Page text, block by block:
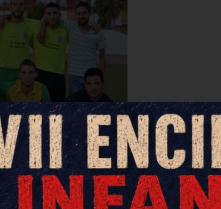
pichi”encabeza provisionalmente la
de Fútbol 7
de Fuente Palmera tras